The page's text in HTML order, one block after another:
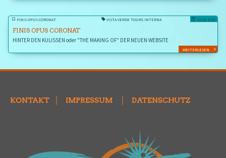
FINIS OPUS CORONAT VISTA VERDE TOURS INTERNA 02.08.2020
FINIS OPUS CORONAT
HINTER DEN KULISSEN oder "THE MAKING OF" DER NEUEN WEBSITE
WEITERLESEN
KONTAKT IMPRESSUM DATENSCHUTZ